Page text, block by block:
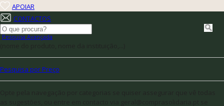
APOIAR
CONTACTOS
Pesquisa Avançada
Pesquisa por Preço